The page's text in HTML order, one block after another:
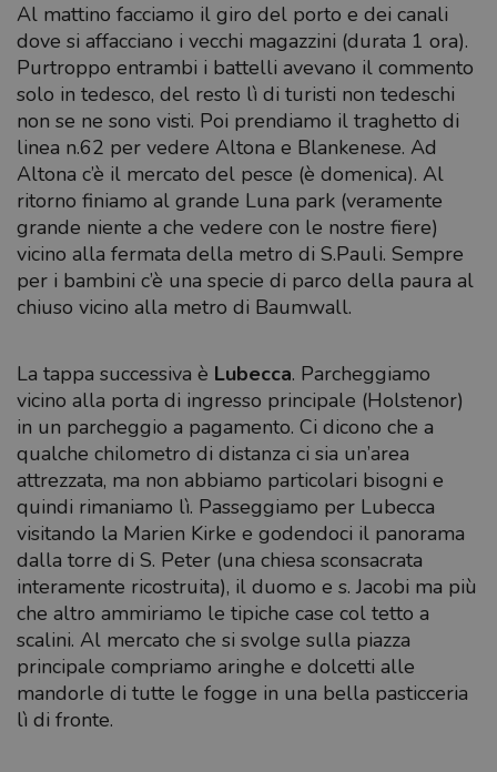
Al mattino facciamo il giro del porto e dei canali
dove si affacciano i vecchi magazzini (durata 1 ora).
Purtroppo entrambi i battelli avevano il commento
solo in tedesco, del resto lì di turisti non tedeschi
non se ne sono visti. Poi prendiamo il traghetto di
linea n.62 per vedere Altona e Blankenese. Ad
Altona c’è il mercato del pesce (è domenica). Al
ritorno finiamo al grande Luna park (veramente
grande niente a che vedere con le nostre fiere)
vicino alla fermata della metro di S.Pauli. Sempre
per i bambini c’è una specie di parco della paura al
chiuso vicino alla metro di Baumwall.
La tappa successiva è Lubecca. Parcheggiamo
vicino alla porta di ingresso principale (Holstenor)
in un parcheggio a pagamento. Ci dicono che a
qualche chilometro di distanza ci sia un’area
attrezzata, ma non abbiamo particolari bisogni e
quindi rimaniamo lì. Passeggiamo per Lubecca
visitando la Marien Kirke e godendoci il panorama
dalla torre di S. Peter (una chiesa sconsacrata
interamente ricostruita), il duomo e s. Jacobi ma più
che altro ammiriamo le tipiche case col tetto a
scalini. Al mercato che si svolge sulla piazza
principale compriamo aringhe e dolcetti alle
mandorle di tutte le fogge in una bella pasticceria
lì di fronte.